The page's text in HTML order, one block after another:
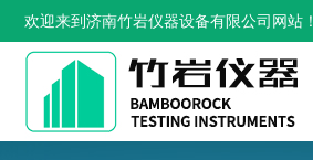
欢迎来到济南竹岩仪器设备有限公司网站！